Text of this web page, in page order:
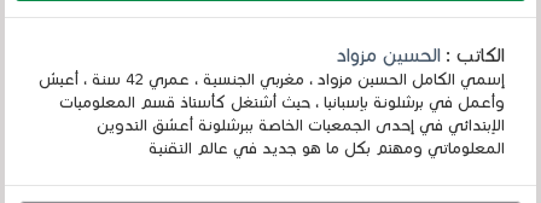
الكاتب :الحسين مزواد
إسمي الكامل الحسين مزواد ، مغربي الجنسية ، عمري 42 سنة ، أعيش
وأعمل في برشلونة بإسبانيا ، حيث أشتغل كأستاذ قسم المعلوميات
الإبتدائي في إحدى الجمعيات الخاصة ببرشلونة أعشق التدوين
المعلوماتي ومهتم بكل ما هو جديد في عالم التقنية